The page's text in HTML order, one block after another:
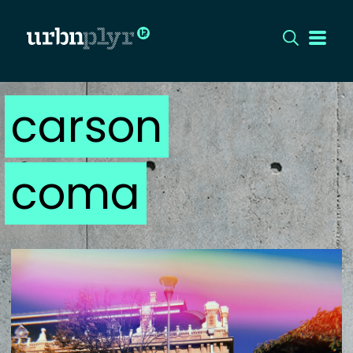
CÍMLAP
DIZÁJN
DIVAT
HIP
KULT
UTCA
carson
coma